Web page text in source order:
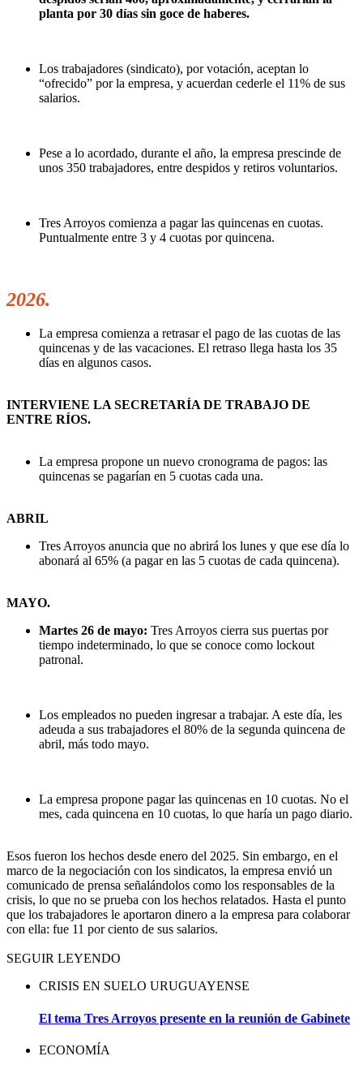
planta por 30 días sin goce de haberes.
Los trabajadores (sindicato), por votación, aceptan lo
“ofrecido” por la empresa, y acuerdan cederle el 11% de sus
salarios.
Pese a lo acordado, durante el año, la empresa prescinde de
unos 350 trabajadores, entre despidos y retiros voluntarios.
Tres Arroyos comienza a pagar las quincenas en cuotas.
Puntualmente entre 3 y 4 cuotas por quincena.
2026.
La empresa comienza a retrasar el pago de las cuotas de las
quincenas y de las vacaciones. El retraso llega hasta los 35
días en algunos casos.
INTERVIENE LA SECRETARÍA DE TRABAJO DE
ENTRE RÍOS.
La empresa propone un nuevo cronograma de pagos: las
quincenas se pagarían en 5 cuotas cada una.
ABRIL
Tres Arroyos anuncia que no abrirá los lunes y que ese día lo
abonará al 65% (a pagar en las 5 cuotas de cada quincena).
MAYO.
Martes 26 de mayo: Tres Arroyos cierra sus puertas por
tiempo indeterminado, lo que se conoce como lockout
patronal.
Los empleados no pueden ingresar a trabajar. A este día, les
adeuda a sus trabajadores el 80% de la segunda quincena de
abril, más todo mayo.
La empresa propone pagar las quincenas en 10 cuotas. No el
mes, cada quincena en 10 cuotas, lo que haría un pago diario.
Esos fueron los hechos desde enero del 2025. Sin embargo, en el
marco de la negociación con los sindicatos, la empresa envió un
comunicado de prensa señalándolos como los responsables de la
crisis, lo que no se prueba con los hechos relatados. Hasta el punto
que los trabajadores le aportaron dinero a la empresa para colaborar
con ella: fue 11 por ciento de sus salarios.
SEGUIR LEYENDO
CRISIS EN SUELO URUGUAYENSE
El tema Tres Arroyos presente en la reunión de Gabinete
ECONOMÍA